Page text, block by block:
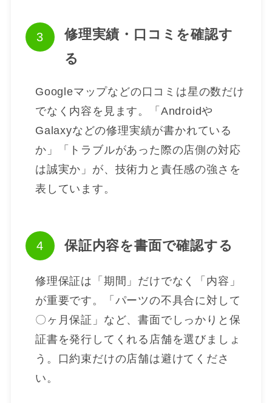
修理実績・口コミを確認す
る
Googleマップなどの口コミは星の数だけ
でなく内容を見ます。「Androidや
Galaxyなどの修理実績が書かれている
か」「トラブルがあった際の店側の対応
は誠実か」が、技術力と責任感の強さを
表しています。
保証内容を書面で確認する
修理保証は「期間」だけでなく「内容」
が重要です。「パーツの不具合に対して
〇ヶ月保証」など、書面でしっかりと保
証書を発行してくれる店舗を選びましょ
う。口約束だけの店舗は避けてくださ
い。